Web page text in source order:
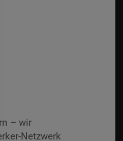
– wir
Netzwerk